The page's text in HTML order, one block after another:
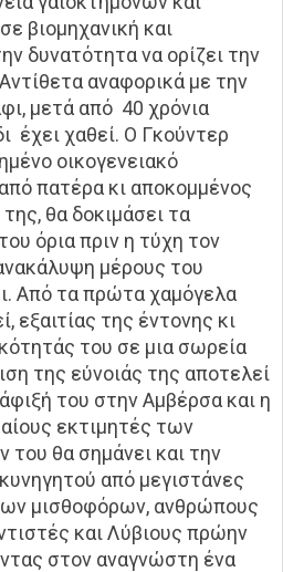
βιομηχανική και
δυνατότητα να ορίζει την
αναφορικά με την
μετά από 40 χρόνια
έχει χαθεί. Ο Γκούντερ
οικογενειακό
πατέρα κι αποκομμένος
θα δοκιμάσει τα
όρια πριν η τύχη τον
μέρους του
Από τα πρώτα χαμόγελα
εξαιτίας της έντονης κι
του σε μια σωρεία
της εύνοιάς της αποτελεί
του στην Αμβέρσα και η
εκτιμητές των
του θα σημάνει και την
από μεγιστάνες
μισθοφόρων, ανθρώπους
και Λύβιους πρώην
στον αναγνώστη ένα